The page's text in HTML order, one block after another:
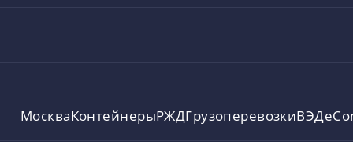
МоскваКонтейнерыРЖДГрузоперевозкиВЭД